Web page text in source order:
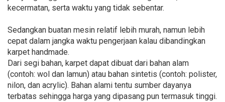
kecermatan, serta waktu yang tidak sebentar.
Sedangkan buatan mesin relatif lebih murah, namun lebih
cepat dalam jangka waktu pengerjaan kalau dibandingkan
karpet handmade.
Dari segi bahan, karpet dapat dibuat dari bahan alam
(contoh: wol dan lamun) atau bahan sintetis (contoh: polister,
nilon, dan acrylic). Bahan alami tentu sumber dayanya
terbatas sehingga harga yang dipasang pun termasuk tinggi.